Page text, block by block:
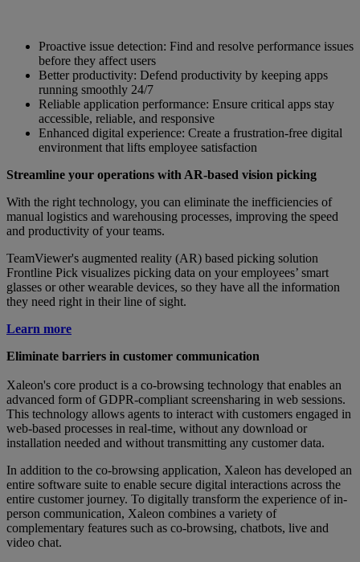
Proactive issue detection: Find and resolve performance issues
before they affect users
Better productivity: Defend productivity by keeping apps
running smoothly 24/7
Reliable application performance: Ensure critical apps stay
accessible, reliable, and responsive
Enhanced digital experience: Create a frustration-free digital
environment that lifts employee satisfaction
Streamline your operations with AR-based vision picking
With the right technology, you can eliminate the inefficiencies of
manual logistics and warehousing processes, improving the speed
and productivity of your teams.
TeamViewer's augmented reality (AR) based picking solution
Frontline Pick visualizes picking data on your employees’ smart
glasses or other wearable devices, so they have all the information
they need right in their line of sight.
Learn more
Eliminate barriers in customer communication
Xaleon's core product is a co-browsing technology that enables an
advanced form of GDPR-compliant screensharing in web sessions.
This technology allows agents to interact with customers engaged in
web-based processes in real-time, without any download or
installation needed and without transmitting any customer data.
In addition to the co-browsing application, Xaleon has developed an
entire software suite to enable secure digital interactions across the
entire customer journey. To digitally transform the experience of in-
person communication, Xaleon combines a variety of
complementary features such as co-browsing, chatbots, live and
video chat.